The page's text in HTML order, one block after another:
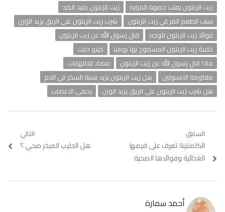
زيت الزيتون يفتت حصوة المراره
زيت الزيتون يفيد الكبد
سبب الطعم المر في زيت الزيتون
شرب زيت الزيتون على الريق يزيد الوزن
فوائد زيت الزيتون للوجه
قال رسول الله عن زيت الزيتون
كمية زيت الزيتون المسموح بها يوميا
كيتو دايت
ماذا قال رسول الله عن زيت الزيتون
مضاد للالتهابات
مقاومة الانسولين
هل زيت الزيتون يزيد نسبة السكر في الدم
هل شرب زيت الزيتون على الريق يزيد الوزن
يحمي الاعصاب
تصفّح
المقالات
السابق
Previous
post:
الكلمنتينا: تعرف على قيمها
الغذائية وفوائدها الصحية
التالي
Next
هل الحليب المبخر صحي ؟
أحمد سمارة